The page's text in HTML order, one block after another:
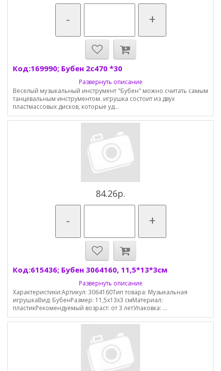
- +
Код:169990; Бубен 2с470 *30
Развернуть описание
Веселый музыкальный инструмент "Бубен" можно считать самым
танцевальным инструментом. игрушка состоит из двух
пластмассовых дисков, которые уд...
84.26р.
- +
Код:615436; Бубен 3064160, 11,5*13*3см
Развернуть описание
Характеристики:Артикул: 3064160Тип товара: Музыкальная
игрушкаВид: БубенРазмер: 11,5х13х3 смМатериал:
пластикРекомендуемый возраст: от 3 летУпаковка: ...